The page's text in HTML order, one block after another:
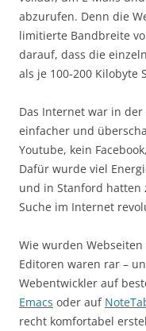
abzurufen. Denn die
limitierte Bandbreite
darauf, dass die
als je 100-200 Kilobyte
Das Internet war in
einfacher und
Youtube, kein
Dafür wurde viel
und in Stanford hatten
Suche im Internet
Wie wurden Webseiten
Editoren waren rar –
Webentwickler auf
Emacs oder auf
recht komfortabel